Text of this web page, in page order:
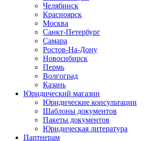
Челябинск
Красноярск
Москва
Санкт-Петербург
Самара
Ростов-На-Дону
Новосибирск
Пермь
Волгоград
Казань
Юридический магазин
Юридические консультации
Шаблоны документов
Пакеты документов
Юридическая литература
Партнерам